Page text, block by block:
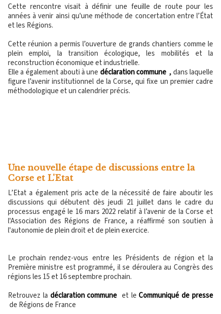
Cette rencontre visait à définir une feuille de route pour les
années à venir ainsi qu'une méthode de concertation entre l’État
et les Régions.
Cette réunion a permis l’ouverture de grands chantiers comme le
plein emploi, la transition écologique, les mobilités et la
reconstruction économique et industrielle.
Elle a également abouti à une déclaration commune,dans laquelle
figure l’avenir institutionnel de la Corse, qui fixe un premier cadre
méthodologique et un calendrier précis.
Une nouvelle étape de discussions entre la
Corse et L'Etat
L’Etat a également pris acte de la nécessité de faire aboutir les
discussions qui débutent dès jeudi 21 juillet dans le cadre du
processus engagé le 16 mars 2022 relatif à l’avenir de la Corse et
l'Association des Régions de France, a réaffirmé son soutien à
l'autonomie de plein droit et de plein exercice.
Le prochain rendez-vous entre les Présidents de région et la
Première ministre est programmé, il se déroulera au Congrès des
régions les 15 et 16 septembre prochain.
Retrouvez la déclaration commune et leCommuniqué de presse
de Régions de France